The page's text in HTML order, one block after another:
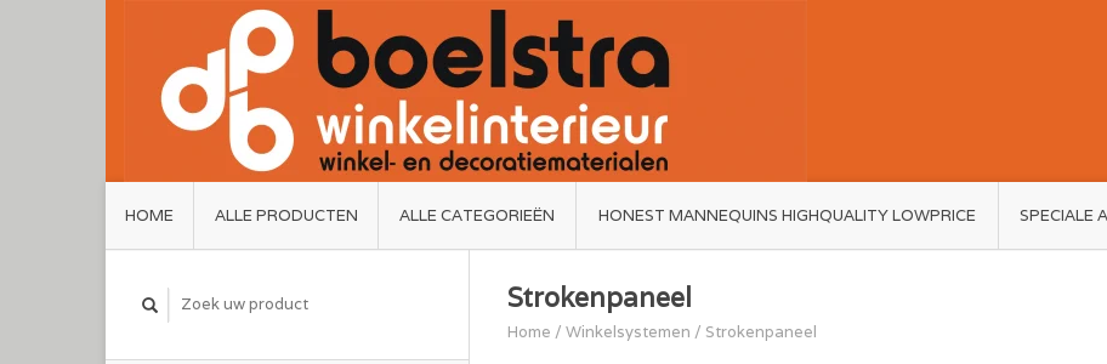
HOME ALLE PRODUCTEN ALLE CATEGORIEËN HONEST MANNEQUINS HIGHQUALITY LOWPRICE SPECIALE
Strokenpaneel
Home / Winkelsystemen / Strokenpaneel